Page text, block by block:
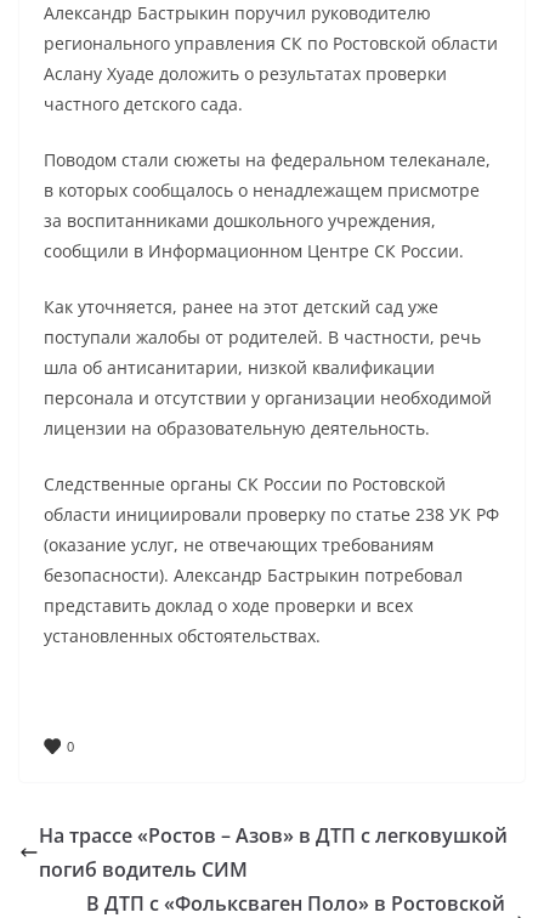
Александр Бастрыкин поручил руководителю
регионального управления СК по Ростовской области
Аслану Хуаде доложить о результатах проверки
частного детского сада.
Поводом стали сюжеты на федеральном телеканале,
в которых сообщалось о ненадлежащем присмотре
за воспитанниками дошкольного учреждения,
сообщили в Информационном Центре СК России.
Как уточняется, ранее на этот детский сад уже
поступали жалобы от родителей. В частности, речь
шла об антисанитарии, низкой квалификации
персонала и отсутствии у организации необходимой
лицензии на образовательную деятельность.
Следственные органы СК России по Ростовской
области инициировали проверку по статье 238 УК РФ
(оказание услуг, не отвечающих требованиям
безопасности). Александр Бастрыкин потребовал
представить доклад о ходе проверки и всех
установленных обстоятельствах.
0
На трассе «Ростов – Азов» в ДТП с легковушкой
погиб водитель СИМ
В ДТП с «Фольксваген Поло» в Ростовской